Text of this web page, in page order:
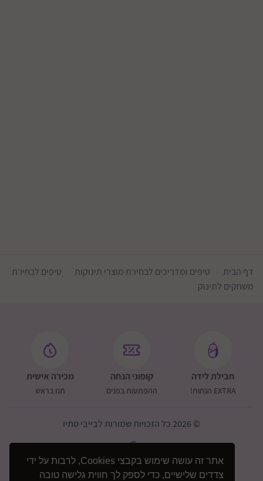
אתר זה עושה שימוש בקבצי Cookies, לרבות על ידי
צדדים שלישיים, כדי לספק לך חווית גלישה טובה
דף הבית טיפים ומדריכים לבחירת מוצרי תינוקות
טיפים לבחירת
משחקים לתינוק
חבילת לידה
EXTRA הנחות!
קופוני הנחה
ההפתעות בפנים
מכירה אישית
תנו בראש
© 2026 כל הזכויות שמורות לבייבי סתיו